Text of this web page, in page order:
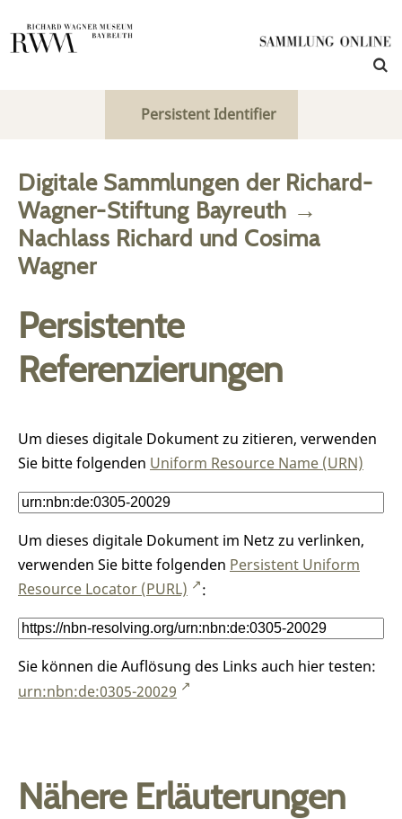
Persistent Identifier
Digitale Sammlungen der Richard-
Wagner-Stiftung Bayreuth →
Nachlass Richard und Cosima
Wagner
Persistente
Referenzierungen
Um dieses digitale Dokument zu zitieren, verwenden
Sie bitte folgenden Uniform Resource Name (URN)
Um dieses digitale Dokument im Netz zu verlinken,
verwenden Sie bitte folgenden Persistent Uniform
Resource Locator (PURL)
:
Sie können die Auflösung des Links auch hier testen:
urn:nbn:de:0305-20029
Nähere Erläuterungen